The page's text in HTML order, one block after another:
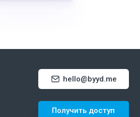
hello@byyd.me
Получить доступ